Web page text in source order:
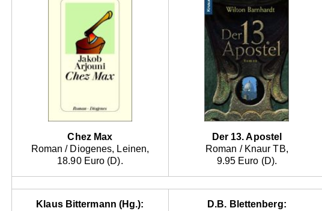
Chez Max
Roman / Diogenes, Leinen,
18.90 Euro (D).
Der 13. Apostel
Roman / Knaur TB,
9.95 Euro (D).
Klaus Bittermann (Hg.): D.B. Blettenberg: